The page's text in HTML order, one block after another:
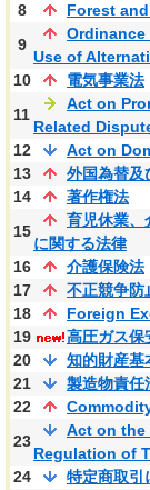
8
Forest
9
Use of
10
電気事業法
11
Act on
Related
12
Act on
13
外国為替及
14
著作権法
15
育児休業、
に関する法律
16
介護保険法
17
不正競争防
18
Foreign
19
高圧ガス保
20
知的財産基
21
製造物責任
22
23
Act on the
Regulation of
24
特定商取引